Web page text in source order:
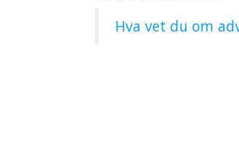
Hva vet du om